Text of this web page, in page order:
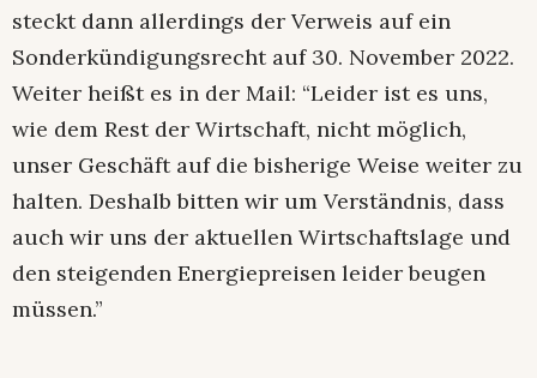
steckt dann allerdings der Verweis auf ein
Sonderkündigungsrecht auf 30. November 2022.
Weiter heißt es in der Mail: “Leider ist es uns,
wie dem Rest der Wirtschaft, nicht möglich,
unser Geschäft auf die bisherige Weise weiter zu
halten. Deshalb bitten wir um Verständnis, dass
auch wir uns der aktuellen Wirtschaftslage und
den steigenden Energiepreisen leider beugen
müssen.”